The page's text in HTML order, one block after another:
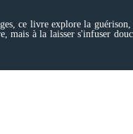
ce livre explore la
mais à la laisser s'infuser